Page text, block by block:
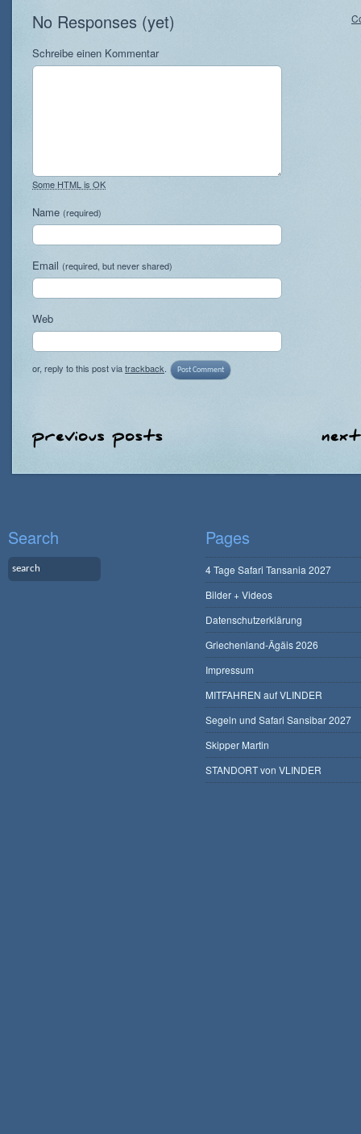
No Responses (yet)
Schreibe einen Kommentar
Some HTML is OK
Name (required)
Email (required, but never shared)
Web
or, reply to this post viatrackback
Search Pages
4 Tage Safari Tansania 2027
Bilder + Videos
Datenschutzerklärung
Griechenland-Ägäis 2026
Impressum
MITFAHREN auf VLINDER
Segeln und Safari Sansibar 2027
Skipper Martin
STANDORT von VLINDER